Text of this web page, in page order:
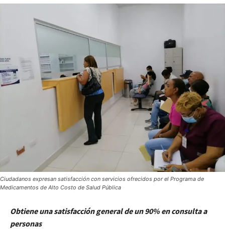
Ciudadanos expresan satisfacción con servicios ofrecidos por el Programa de
Medicamentos de Alto Costo de Salud Pública
Obtiene una satisfacción general de un 90% en consulta a
personas